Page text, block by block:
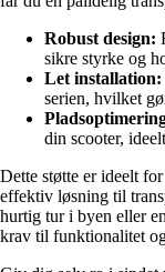
Robust design:
sikre styrke og
Let installation:
serien, hvilket
din scooter,
Dette støtte er ideelt
effektiv løsning til
hurtig tur i byen eller
krav til funktionalitet